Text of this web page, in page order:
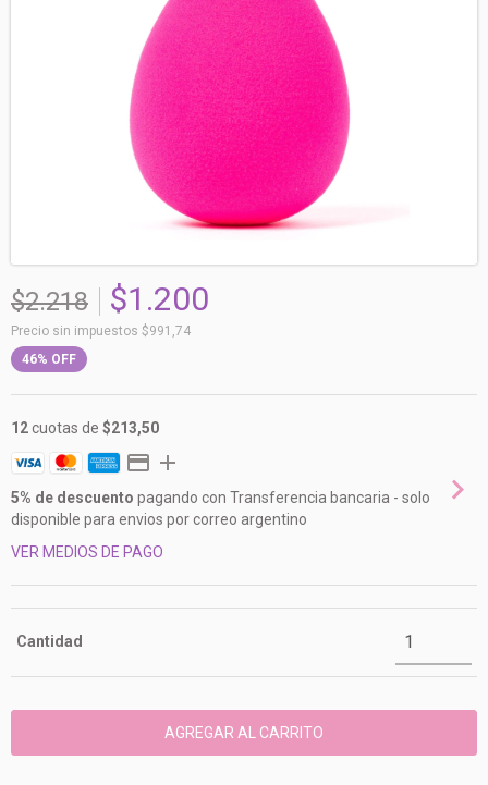
$2.218 $1.200
Precio sin impuestos $991,74
46% OFF
12cuotas de $213,50
5% de descuento pagando con Transferencia bancaria - solo
disponible para envios por correo argentino
VER MEDIOS DE PAGO
Cantidad